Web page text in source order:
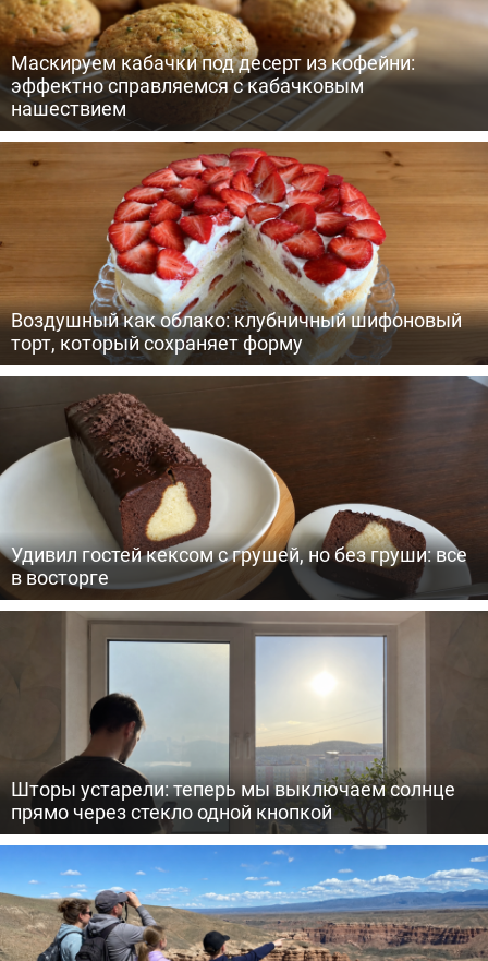
Маскируем кабачки под десерт из кофейни:
эффектно справляемся с кабачковым
нашествием
Воздушный как облако: клубничный шифоновый
торт, который сохраняет форму
Удивил гостей кексом с грушей, но без груши: все
в восторге
Шторы устарели: теперь мы выключаем солнце
прямо через стекло одной кнопкой